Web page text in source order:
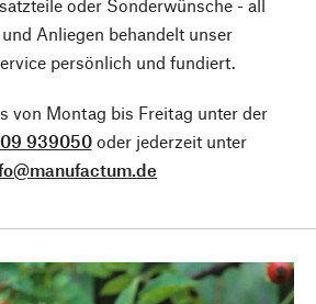
oder Sonderwünsche - all
Anliegen behandelt unser
persönlich und fundiert.
von Montag bis Freitag unter der
939050oder jederzeit unter